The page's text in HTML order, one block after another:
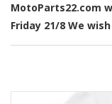
MotoParts22.com
Friday 21/8 We